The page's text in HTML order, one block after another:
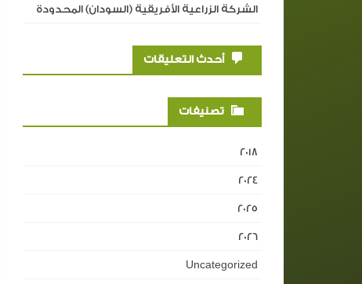
الشركة الزراعية الأفريقية (السودان) المحدودة
أحدث التعليقات
تصنيفات
2018
2024
2025
2026
Uncategorized